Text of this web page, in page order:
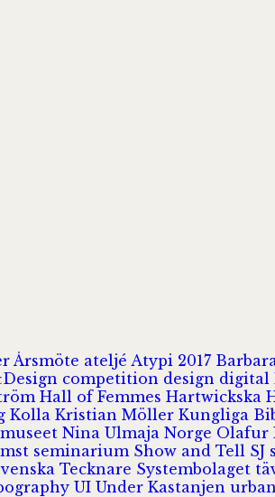
Årsmöte ateljé Atypi 2017
competition design digital
Hall of Femmes Hartwickska
Kolla Kristian Möller Kungliga
Nina Ulmaja Norge Olafur
seminarium Show and Tell SJ
Tecknare Systembolaget
UI Under Kastanjen